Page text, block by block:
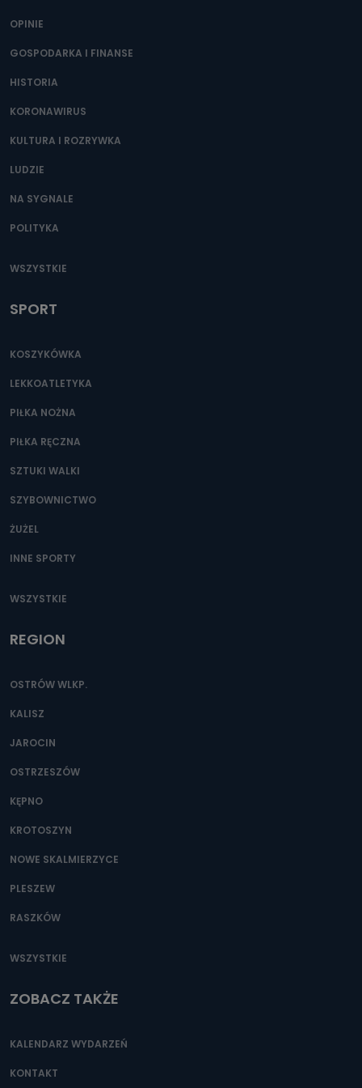
OPINIE
GOSPODARKA I FINANSE
HISTORIA
KORONAWIRUS
KULTURA I ROZRYWKA
LUDZIE
NA SYGNALE
POLITYKA
WSZYSTKIE
SPORT
KOSZYKÓWKA
LEKKOATLETYKA
PIŁKA NOŻNA
PIŁKA RĘCZNA
SZTUKI WALKI
SZYBOWNICTWO
ŻUŻEL
INNE SPORTY
WSZYSTKIE
REGION
OSTRÓW WLKP.
KALISZ
JAROCIN
OSTRZESZÓW
KĘPNO
KROTOSZYN
NOWE SKALMIERZYCE
PLESZEW
RASZKÓW
WSZYSTKIE
ZOBACZ TAKŻE
KALENDARZ WYDARZEŃ
KONTAKT